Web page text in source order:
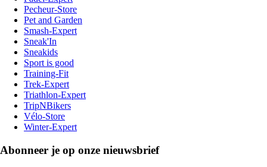
Pecheur-Store
Pet and Garden
Smash-Expert
Sneak'In
Sneakids
Sport is good
Training-Fit
Trek-Expert
Triathlon-Expert
TripNBikers
Vélo-Store
Winter-Expert
Abonneer je op onze nieuwsbrief